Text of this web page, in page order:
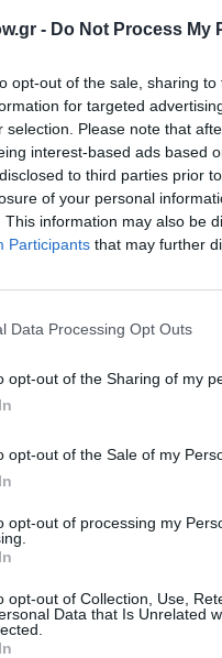
- Do Not Process My
opt-out of the sale, sharing
for targeted
selection. Please note that
interest-based ads based
to third parties prior
of your personal
This information may also be
Participants that may further
Data Processing Opt Outs
opt-out of the Sharing of my
opt-out of the Sale of my
opt-out of processing my
opt-out of Collection, Use,
Data that Is Unrelated
για την εξέλιξη,
ΜΗΝ ΧΑΣΕΙΣ!
Δημιουργία: Ομαδική
τη Συλλογή» του
τράβηξε τα
είναι ένα μοναδικό
ιδιαίτερα γνωστή
συνεχίζει να
της γενιάς της.
Τέιτ (Bankside, London